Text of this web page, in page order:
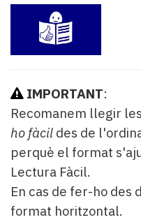
Esports
Mai
tant!
TV
mitjans
temps
Reportatges
Entrevistes
Enquestes
escena!
Dis
IMPORTANT:
Recomanem llegir
ho fàcil des de
perquè el format
Lectura Fàcil.
En cas de fer-ho des
format horitzontal.